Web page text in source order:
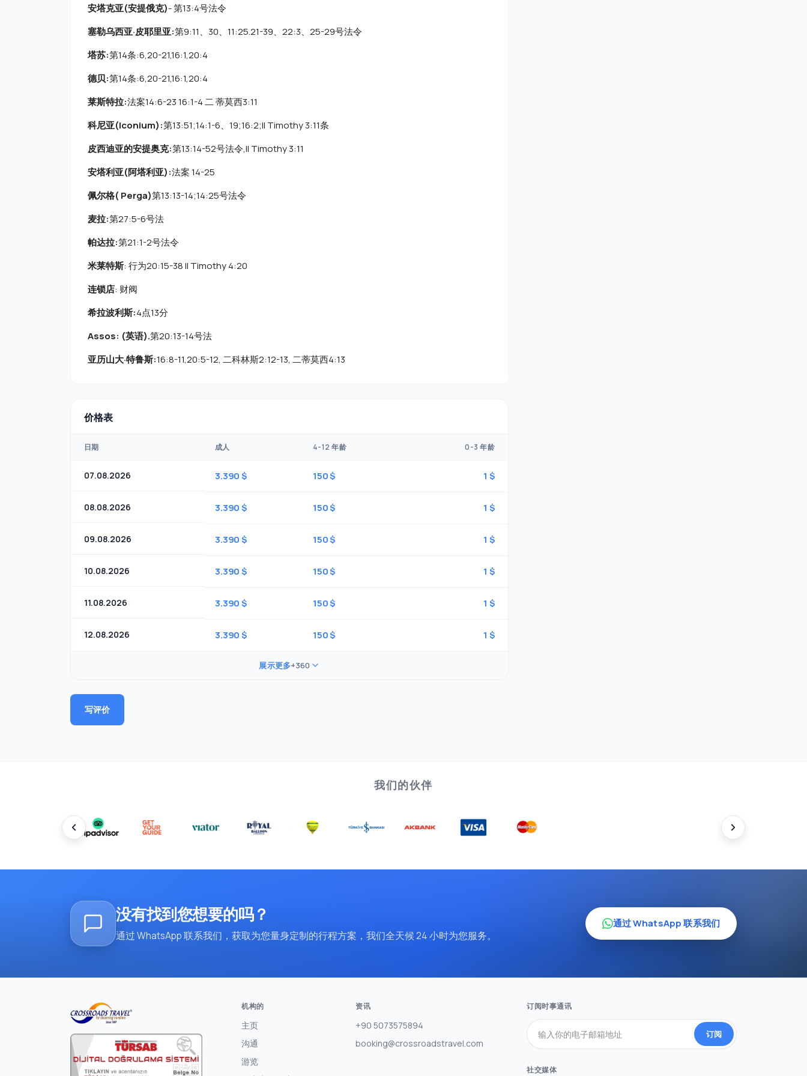
安塔克亚(安提俄克)- 第13:4号法令
塞勒乌西亚·皮耶里亚:第9:11、30、11:25.21-39、22:3、25-29号法令
塔苏:第14条:6,20-21,16:1,20:4
德贝:第14条:6,20-21,16:1,20:4
莱斯特拉:法案14:6-23 16:1-4 二 蒂莫西3:11
科尼亚(Iconium):第13:51;14:1-6、19;16:2;II Timothy 3:11条
皮西迪亚的安提奥克:第13:14-52号法令,II Timothy 3:11
安塔利亚(阿塔利亚):法案 14-25
佩尔格( Perga)第13:13-14;14:25号法令
麦拉:第27:5-6号法
帕达拉:第21:1-2号法令
米莱特斯: 行为20:15-38 II Timothy 4:20
连锁店: 财阀
希拉波利斯:4点13分
Assos: (英语).第20:13-14号法
亚历山大·特鲁斯:16:8-11,20:5-12, 二科林斯2:12-13, 二蒂莫西4:13
价格表
日期 成人 4-12 年龄 0-3 年龄
07.08.2026 3.390 $ 150 $ 1 $
08.08.2026 3.390 $ 150 $ 1 $
09.08.2026 3.390 $ 150 $ 1 $
10.08.2026 3.390 $ 150 $ 1 $
11.08.2026 3.390 $ 150 $ 1 $
12.08.2026 3.390 $ 150 $ 1 $
展示更多+360
写评价
我们的伙伴
没有找到您想要的吗？
通过 WhatsApp 联系我们，获取为您量身定制的行程方案，我们全天候 24 小时为您服务。
通过 WhatsApp 联系我们
机构的
主页
沟通
游览
资讯
+90 5073575894
booking@crossroadstravel.com
订阅时事通讯
订阅
社交媒体